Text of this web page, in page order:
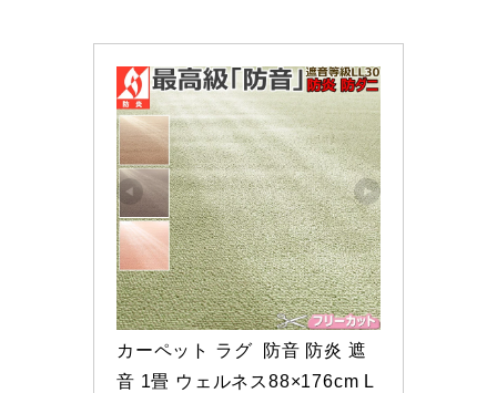
カーペット ラグ  防音 防炎 遮
音 1畳 ウェルネス88×176cm L